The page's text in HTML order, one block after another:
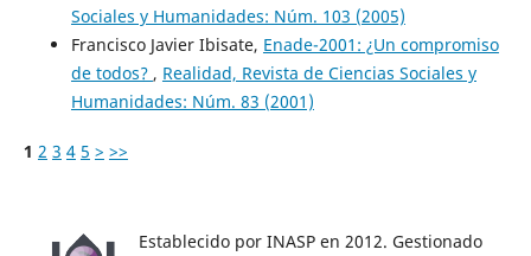
Sociales y Humanidades: Núm. 103 (2005)
Francisco Javier Ibisate, Enade-2001: ¿Un compromiso
de todos? , Realidad, Revista de Ciencias Sociales y
Humanidades: Núm. 83 (2001)
1 2 3 4 5 > >>
Establecido por INASP en 2012. Gestionado